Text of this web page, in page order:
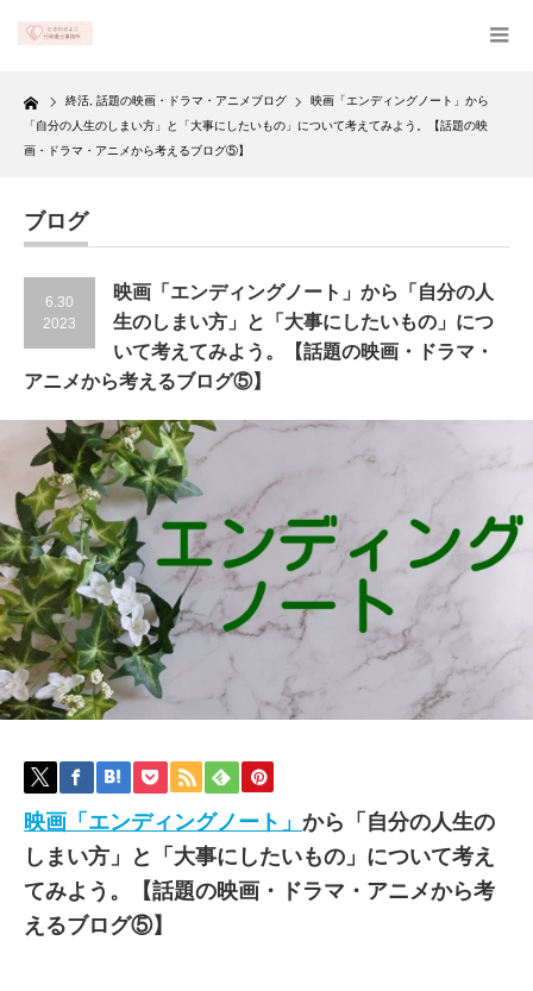
Home 終活 話題の映画・ドラマ・アニメブログ
映画「エンディングノート」から
「自分の人生のしまい方」と「大事にしたいもの」について考えてみよう。【話題の映
画・ドラマ・アニメから考えるブログ⑤】
ブログ
6.30
2023
映画「エンディングノート」から「自分の人
生のしまい方」と「大事にしたいもの」につ
いて考えてみよう。【話題の映画・ドラマ・
アニメから考えるブログ⑤】
映画「エンディングノート」 から「自分の人生の
しまい方」と「大事にしたいもの」について考え
てみよう。【話題の映画・ドラマ・アニメから考
えるブログ⑤】